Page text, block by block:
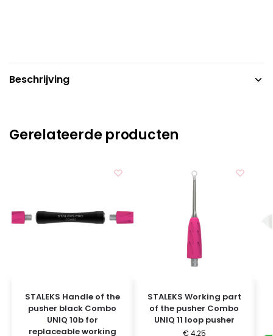
Beschrijving
Gerelateerde producten
STALEKS Handle of the
pusher black Combo
UNIQ 10b for
replaceable working
STALEKS Working part
of the pusher Combo
UNIQ 11 loop pusher
€ 4,25